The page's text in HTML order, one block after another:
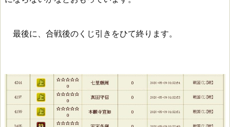
最後に、合戦後のくじ引きをひて終ります。